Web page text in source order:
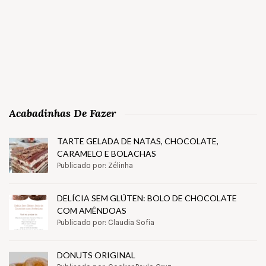
Acabadinhas De Fazer
TARTE GELADA DE NATAS, CHOCOLATE,
CARAMELO E BOLACHAS
Publicado por: Zélinha
DELÍCIA SEM GLÚTEN: BOLO DE CHOCOLATE
COM AMÊNDOAS
Publicado por: Claudia Sofia
DONUTS ORIGINAL